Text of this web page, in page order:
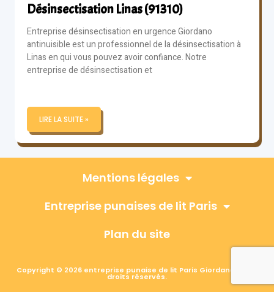
Désinsectisation Linas (91310)
Entreprise désinsectisation en urgence Giordano
antinuisible est un professionnel de la désinsectisation à
Linas en qui vous pouvez avoir confiance. Notre
entreprise de désinsectisation et
LIRE LA SUITE »
Mentions légales
Entreprise punaises de lit Paris
Plan du site
Copyright © 2026 entreprise punaise de lit Paris Giordano, Tous
droits réservés.